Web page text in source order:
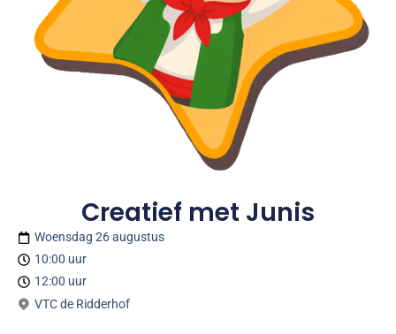
Creatief met Junis
Woensdag 26 augustus
10:00 uur
12:00 uur
VTC de Ridderhof